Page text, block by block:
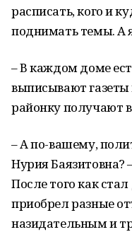
расписать, кого и
поднимать темы. А
– В каждом доме
выписывают
районку получают
– А по-вашему,
Нурия Баязитовна?
После того как
приобрел разные
назидательным и